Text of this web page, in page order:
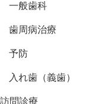
一般歯科
歯周病治療
予防
入れ歯（義歯）
訪問診療